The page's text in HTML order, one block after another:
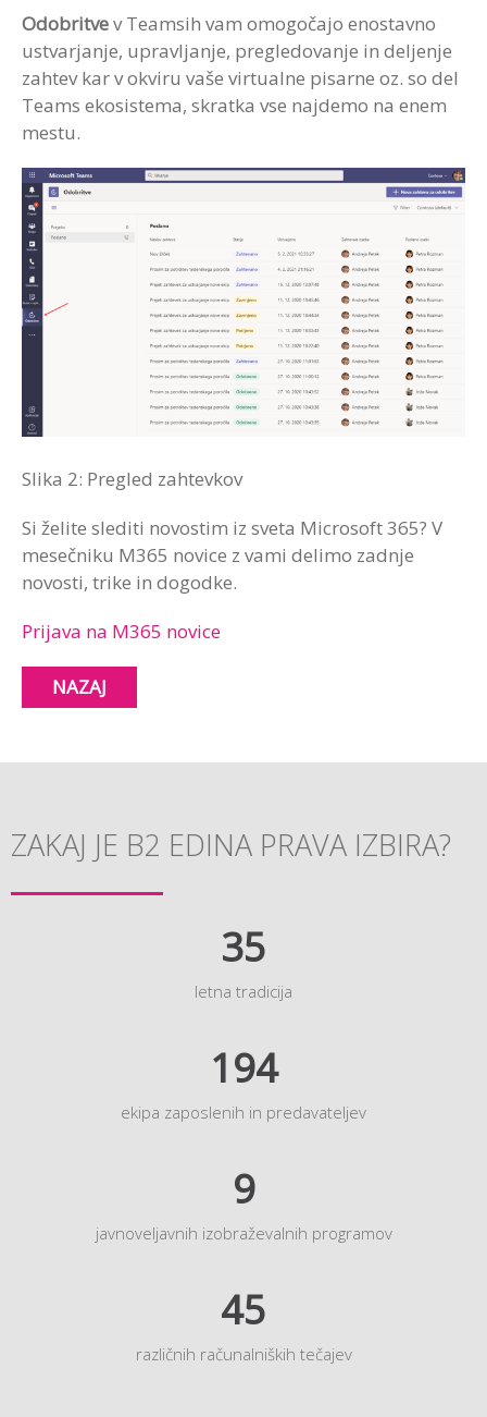
Odobritvev Teamsih vam omogočajo enostavno
ustvarjanje, upravljanje, pregledovanje in deljenje
zahtev kar v okviru vaše virtualne pisarne oz. so del
Teams ekosistema, skratka vse najdemo na enem
mestu.
Slika 2: Pregled zahtevkov
Si želite slediti novostim iz sveta Microsoft 365? V
mesečniku M365 novice z vami delimo zadnje
novosti, trike in dogodke.
Prijava na M365 novice
NAZAJ
ZAKAJ JE B2 EDINA PRAVA IZBIRA?
35
letna tradicija
194
ekipa zaposlenih in predavateljev
9
javnoveljavnih izobraževalnih programov
45
različnih računalniških tečajev